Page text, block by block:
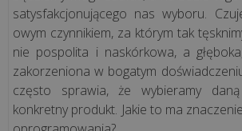
ją
mieć?
Sprzedaż
waty
cukrowej
satysfakcjonującego nas wyboru.
owym czynnikiem, za którym tak
nie pospolita i naskórkowa, a
zakorzeniona w bogatym
często sprawia, że wybieramy
konkretny produkt. Jakie to ma